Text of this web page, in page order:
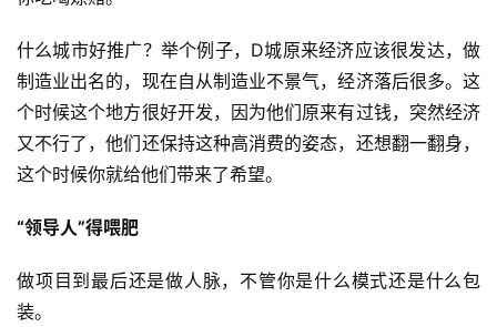
什么城市好推广？举个例子，D城原来经济应该很发达，做
制造业出名的，现在自从制造业不景气，经济落后很多。这
个时候这个地方很好开发，因为他们原来有过钱，突然经济
又不行了，他们还保持这种高消费的姿态，还想翻一翻身，
这个时候你就给他们带来了希望。
“领导人”得喂肥
做项目到最后还是做人脉，不管你是什么模式还是什么包
装。